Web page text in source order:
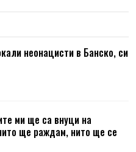
неонацисти в Банско, си
ми ще са внуци на
ще раждам, нито ще се